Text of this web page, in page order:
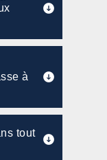
à
tout